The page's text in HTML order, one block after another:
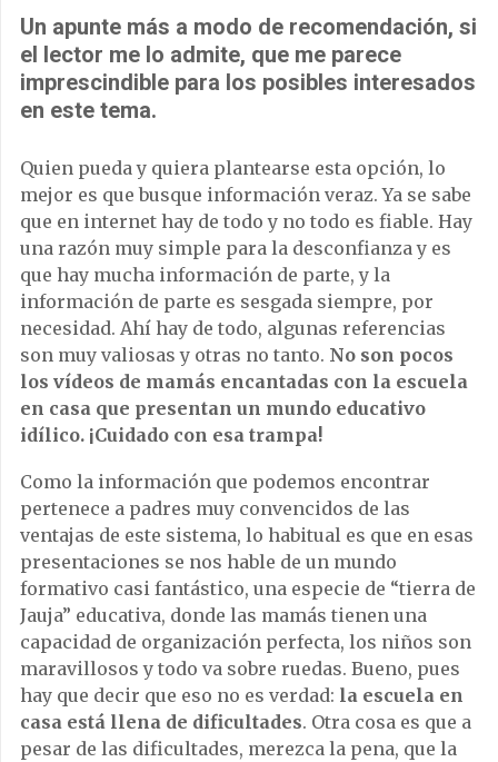
Un apunte más a modo de recomendación, si
el lector me lo admite, que me parece
imprescindible para los posibles interesados
en este tema.
Quien pueda y quiera plantearse esta opción, lo
mejor es que busque información veraz. Ya se sabe
que en internet hay de todo y no todo es fiable. Hay
una razón muy simple para la desconfianza y es
que hay mucha información de parte, y la
información de parte es sesgada siempre, por
necesidad. Ahí hay de todo, algunas referencias
son muy valiosas y otras no tanto. No son pocos
los vídeos de mamás encantadas con la escuela
en casa que presentan un mundo educativo
idílico. ¡Cuidado con esa trampa!
Como la información que podemos encontrar
pertenece a padres muy convencidos de las
ventajas de este sistema, lo habitual es que en esas
presentaciones se nos hable de un mundo
formativo casi fantástico, una especie de “tierra de
Jauja” educativa, donde las mamás tienen una
capacidad de organización perfecta, los niños son
maravillosos y todo va sobre ruedas. Bueno, pues
hay que decir que eso no es verdad: la escuela en
casa está llena de dificultades. Otra cosa es que a
pesar de las dificultades, merezca la pena, que la